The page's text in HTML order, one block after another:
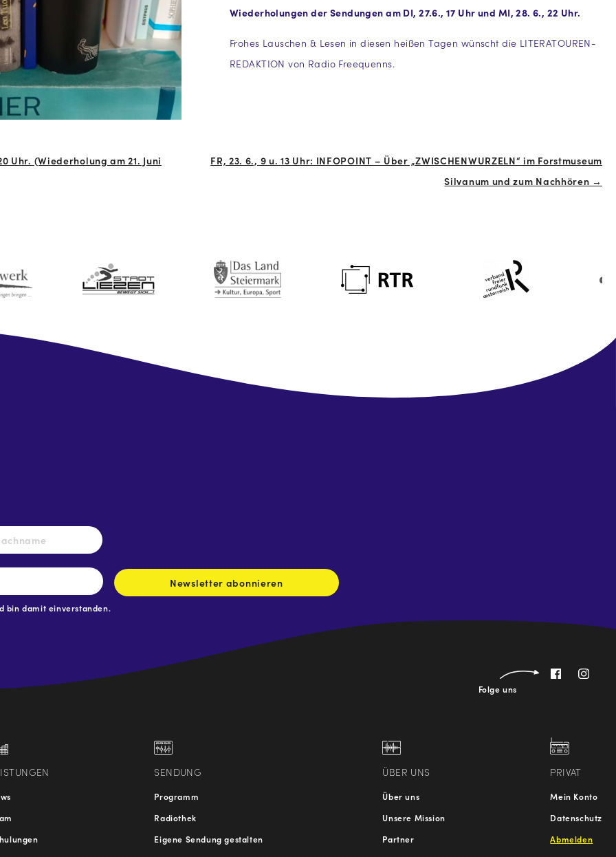
Wiederholungen der Sendungen am DI, 27.6., 17 Uhr und MI, 28. 6., 22 Uhr.
Frohes Lauschen & Lesen in diesen heißen Tagen wünscht die LITERATOUREN-
REDAKTION von Radio Freequenns.
Uhr. (Wiederholung am 21. Juni
FR, 23. 6., 9 u. 13 Uhr: INFOPOINT – Über „ZWISCHENWURZELN“ im Forstmuseum
Silvanum und zum Nachhören →
Nachname
Newsletter abonnieren
bin damit einverstanden.
Folge uns
SENDUNG
Programm
Radiothek
Eigene Sendung gestalten
ÜBER UNS
Über uns
Unsere Mission
Partner
PRIVAT
Mein Konto
Datenschutz
Abmelden